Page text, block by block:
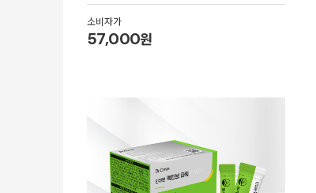
소비자가
57,000원